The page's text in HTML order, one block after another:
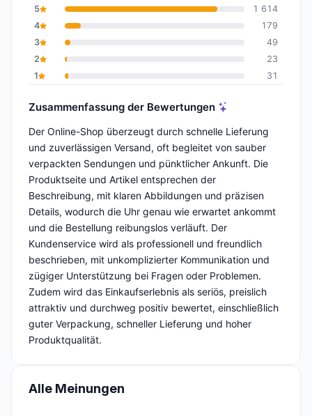
5
1 614
4
179
3
49
2
23
1
31
Zusammenfassung der Bewertungen
Der Online-Shop überzeugt durch schnelle Lieferung
und zuverlässigen Versand, oft begleitet von sauber
verpackten Sendungen und pünktlicher Ankunft. Die
Produktseite und Artikel entsprechen der
Beschreibung, mit klaren Abbildungen und präzisen
Details, wodurch die Uhr genau wie erwartet ankommt
und die Bestellung reibungslos verläuft. Der
Kundenservice wird als professionell und freundlich
beschrieben, mit unkomplizierter Kommunikation und
zügiger Unterstützung bei Fragen oder Problemen.
Zudem wird das Einkaufserlebnis als seriös, preislich
attraktiv und durchweg positiv bewertet, einschließlich
guter Verpackung, schneller Lieferung und hoher
Produktqualität.
Alle Meinungen